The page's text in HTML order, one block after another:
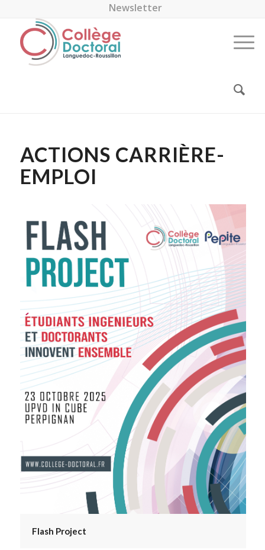
Newsletter
ACTIONS CARRIÈRE-
EMPLOI
Flash Project